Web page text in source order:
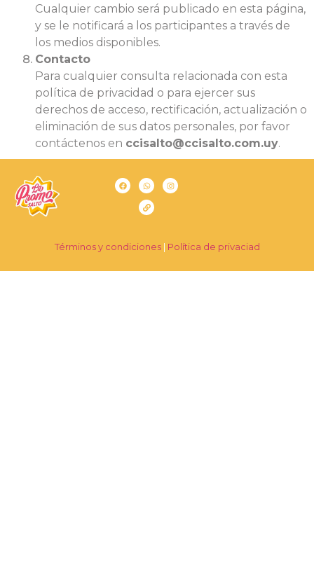
Cualquier cambio será publicado en esta página,
y se le notificará a los participantes a través de
los medios disponibles.
Contacto
Para cualquier consulta relacionada con esta
política de privacidad o para ejercer sus
derechos de acceso, rectificación, actualización o
eliminación de sus datos personales, por favor
contáctenos en ccisalto@ccisalto.com.uy.
Términos y condiciones| Política de privaciad